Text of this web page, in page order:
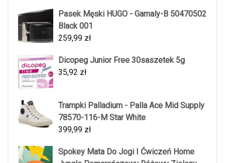
Pasek Męski HUGO - Gamaly-B 50470502
Black 001
259,99 zł
Dicopeg Junior Free 30saszetek 5g
35,92 zł
Trampki Palladium - Palla Ace Mid Supply
78570-116-M Star White
399,99 zł
Spokey Mata Do Jogi I Ćwiczeń Home